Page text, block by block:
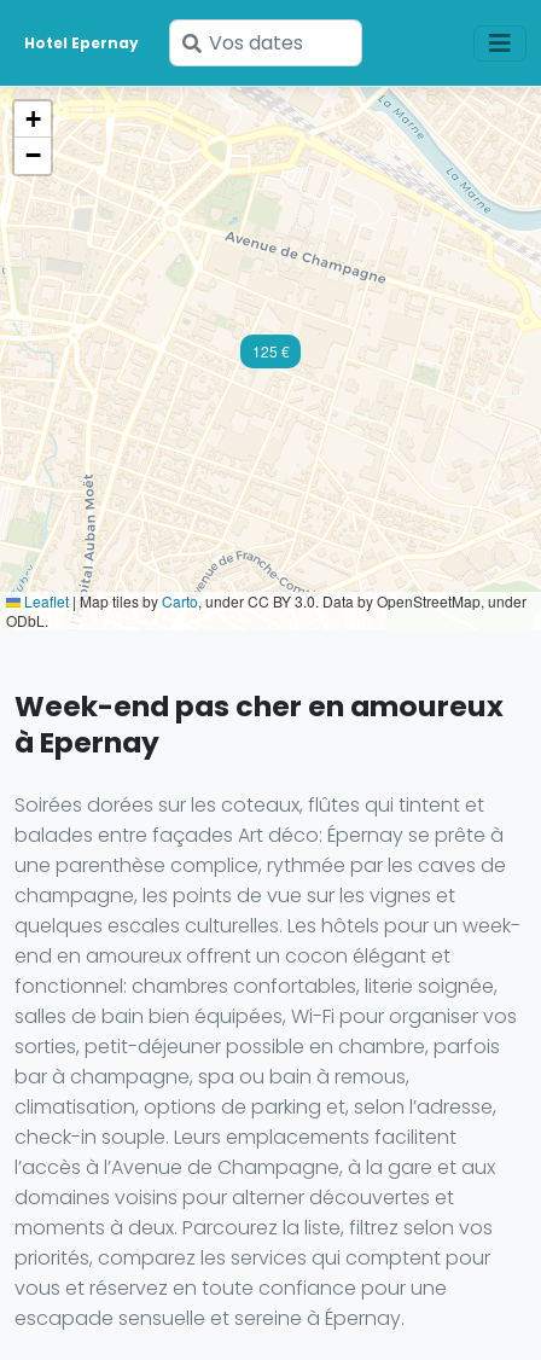
Hotel Epernay
Saisissez
vos
dates
125 €
+
−
Leaflet |Map tiles byCarto, under CC BY 3.0. Data by OpenStreetMap, under
ODbL.
Week-end pas cher en amoureux
à Epernay
Soirées dorées sur les coteaux, flûtes qui tintent et
balades entre façades Art déco: Épernay se prête à
une parenthèse complice, rythmée par les caves de
champagne, les points de vue sur les vignes et
quelques escales culturelles. Les hôtels pour un week-
end en amoureux offrent un cocon élégant et
fonctionnel: chambres confortables, literie soignée,
salles de bain bien équipées, Wi-Fi pour organiser vos
sorties, petit-déjeuner possible en chambre, parfois
bar à champagne, spa ou bain à remous,
climatisation, options de parking et, selon l’adresse,
check-in souple. Leurs emplacements facilitent
l’accès à l’Avenue de Champagne, à la gare et aux
domaines voisins pour alterner découvertes et
moments à deux. Parcourez la liste, filtrez selon vos
priorités, comparez les services qui comptent pour
vous et réservez en toute confiance pour une
escapade sensuelle et sereine à Épernay.